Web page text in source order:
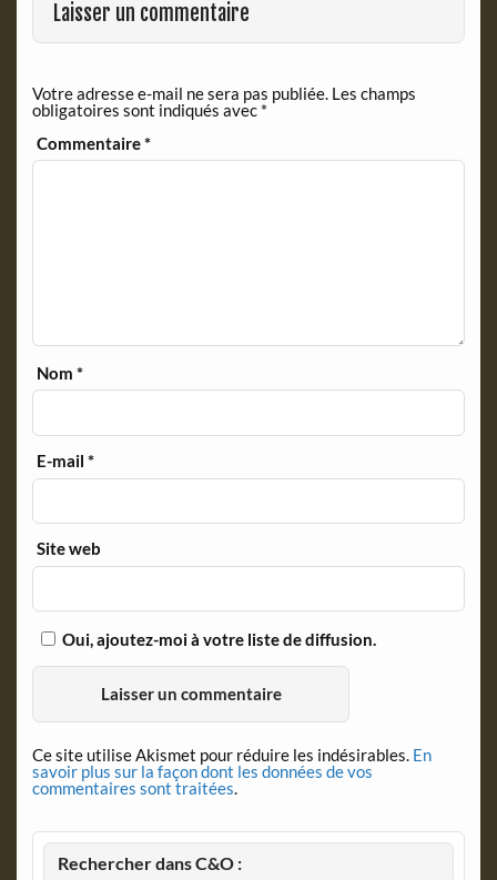
Laisser un commentaire
Votre adresse e-mail ne sera pas publiée. Les champs
obligatoires sont indiqués avec *
Commentaire*
Nom*
E-mail*
Site web
Oui, ajoutez-moi à votre liste de diffusion.
Ce site utilise Akismet pour réduire les indésirables. En
savoir plus sur la façon dont les données de vos
commentaires sont traitées.
Rechercher dans C&O :